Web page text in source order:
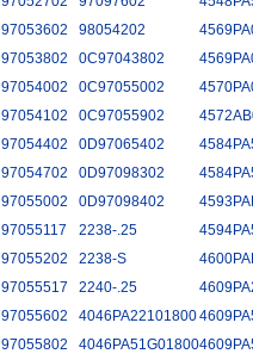
97053602
98054202
97053802
0C97043802
97054002
0C97055002
97054102
0C97055902
97054402
0D97065402
97054702
0D97098302
97055002
0D97098402
97055117
2238-.25
97055202
2238-S
97055517
2240-.25
97055602
4046PA22101800
97055802
4046PA51G01800